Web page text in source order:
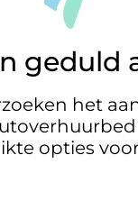
geduld
het
opties